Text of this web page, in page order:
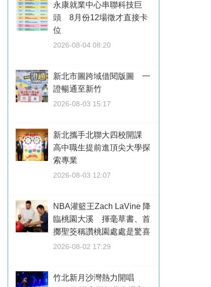
永康就業中心串聯科技巨
頭 8月份12場徵才直接卡
位
2026-08-04 08:20
新北市圖跨域借閱版圖 一
證暢通至新竹
2026-08-03 15:17
新北攜手北聯大四校開課
高中職生提前進頂尖大學探
索專業
2026-08-03 12:07
NBA灌籃王Zach LaVine 降
臨桃園大溪 揮毫草書、首
擲聖筊稱讚桃園處處是驚喜
2026-08-02 17:29
竹北新月沙灣熱力開唱